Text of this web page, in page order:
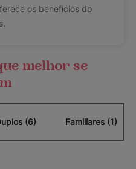
os benefícios do
melhor se
(6) Familiares (1)